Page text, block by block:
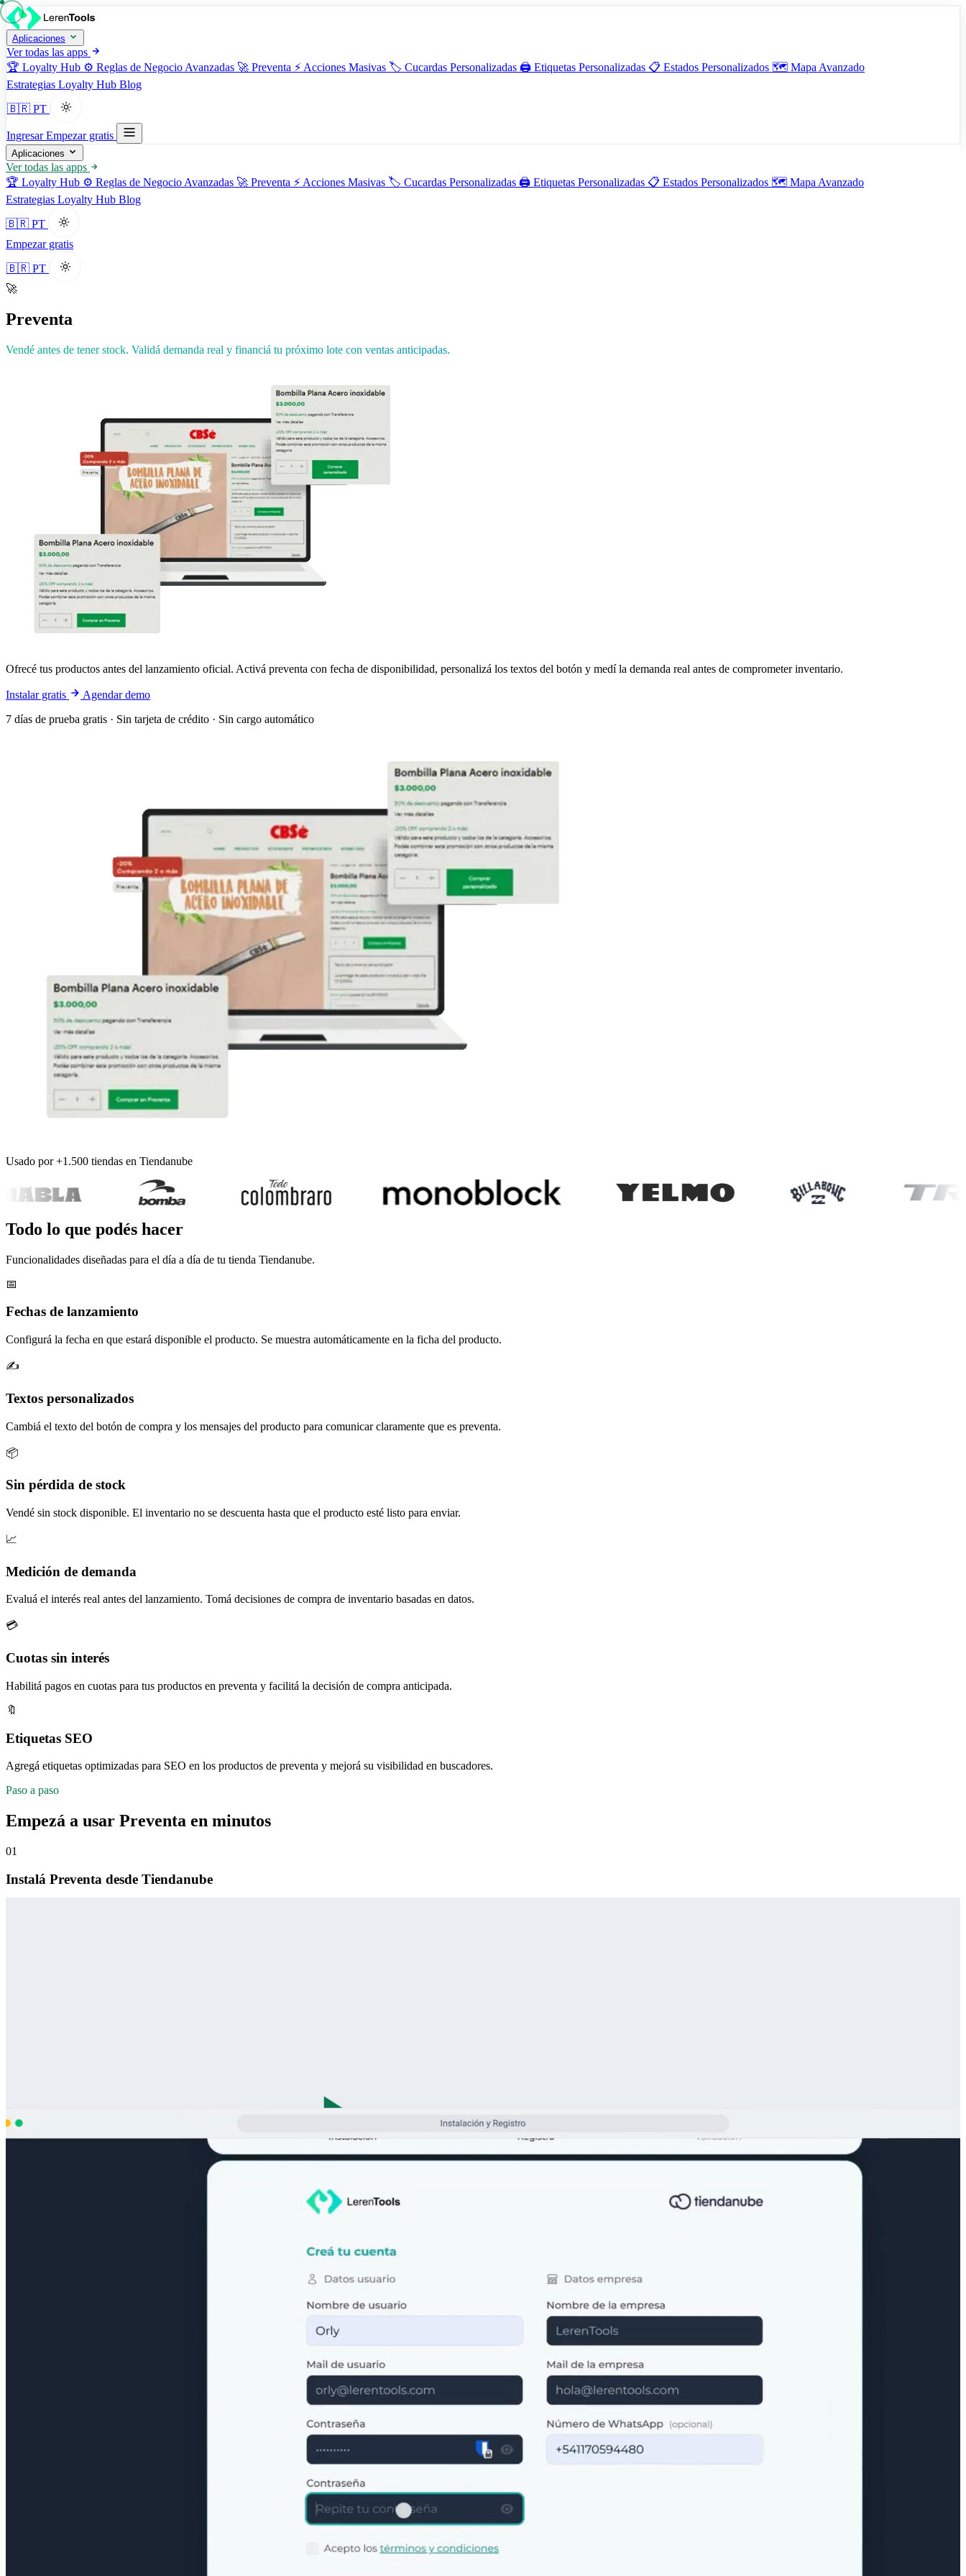
Aplicaciones
Ver todas las apps
🏆 Loyalty Hub ⚙️ Reglas de Negocio Avanzadas 🚀 Preventa ⚡ Acciones Masivas 🏷️ Cucardas Personalizadas 🖨️ Etiquetas Personalizadas 📋 Estados Personalizados 🗺️ Mapa Avanzado
Estrategias Loyalty Hub Blog
🇧🇷 PT
IngresarEmpezar gratis
Aplicaciones
Ver todas las apps
🏆 Loyalty Hub ⚙️ Reglas de Negocio Avanzadas 🚀 Preventa ⚡ Acciones Masivas 🏷️ Cucardas Personalizadas 🖨️ Etiquetas Personalizadas 📋 Estados Personalizados 🗺️ Mapa Avanzado
Estrategias Loyalty Hub Blog
🇧🇷 PT
Empezar gratis
🇧🇷 PT
🚀
Preventa
Vendé antes de tener stock. Validá demanda real y financiá tu próximo lote con ventas anticipadas.
Ofrecé tus productos antes del lanzamiento oficial. Activá preventa con fecha de disponibilidad, personalizá los textos del botón y medí la demanda real antes de comprometer inventario.
Instalar gratis
Agendar demo
7 días de prueba gratis · Sin tarjeta de crédito · Sin cargo automático
Usado por +1.500 tiendas en Tiendanube
Todo lo que podés hacer
Funcionalidades diseñadas para el día a día de tu tienda Tiendanube.
📅
Fechas de lanzamiento
Configurá la fecha en que estará disponible el producto. Se muestra automáticamente en la ficha del producto.
✍️
Textos personalizados
Cambiá el texto del botón de compra y los mensajes del producto para comunicar claramente que es preventa.
📦
Sin pérdida de stock
Vendé sin stock disponible. El inventario no se descuenta hasta que el producto esté listo para enviar.
📈
Medición de demanda
Evaluá el interés real antes del lanzamiento. Tomá decisiones de compra de inventario basadas en datos.
💳
Cuotas sin interés
Habilitá pagos en cuotas para tus productos en preventa y facilitá la decisión de compra anticipada.
🔖
Etiquetas SEO
Agregá etiquetas optimizadas para SEO en los productos de preventa y mejorá su visibilidad en buscadores.
Paso a paso
Empezá a usar Preventa en minutos
01
Instalá Preventa desde Tiendanube